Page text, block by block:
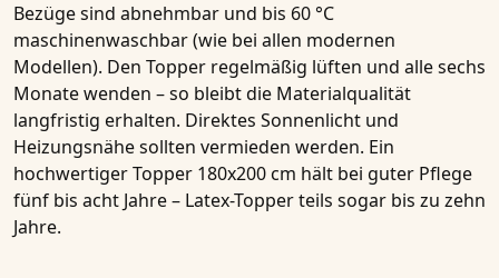
Bezüge sind abnehmbar und bis 60 °C
maschinenwaschbar (wie bei allen modernen
Modellen). Den Topper regelmäßig lüften und alle sechs
Monate wenden – so bleibt die Materialqualität
langfristig erhalten. Direktes Sonnenlicht und
Heizungsnähe sollten vermieden werden. Ein
hochwertiger Topper 180x200 cm hält bei guter Pflege
fünf bis acht Jahre – Latex-Topper teils sogar bis zu zehn
Jahre.